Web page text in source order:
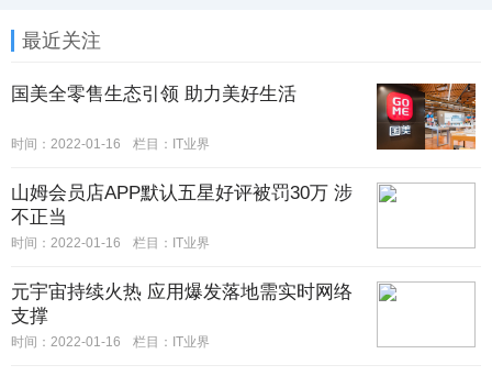
最近关注
国美全零售生态引领 助力美好生活
时间：2022-01-16 栏目：IT业界
山姆会员店APP默认五星好评被罚30万 涉
不正当
时间：2022-01-16 栏目：IT业界
元宇宙持续火热 应用爆发落地需实时网络
支撑
时间：2022-01-16 栏目：IT业界